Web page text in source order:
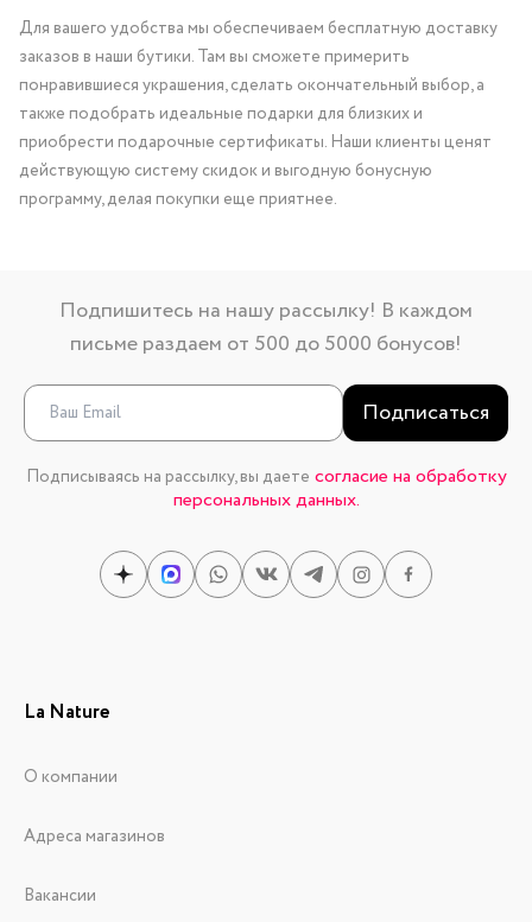
Для вашего удобства мы обеспечиваем бесплатную доставку
заказов в наши бутики. Там вы сможете примерить
понравившиеся украшения, сделать окончательный выбор, а
также подобрать идеальные подарки для близких и
приобрести подарочные сертификаты. Наши клиенты ценят
действующую систему скидок и выгодную бонусную
программу, делая покупки еще приятнее.
Подпишитесь на нашу рассылку! В каждом
письме раздаем от 500 до 5000 бонусов!
Подписаться
Подписываясь на рассылку, вы даете согласие на обработку
персональных данных.
La Nature
О компании
Адреса магазинов
Вакансии